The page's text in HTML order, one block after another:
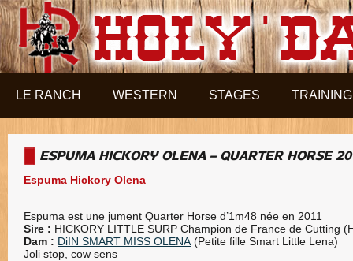
LE RANCH WESTERN STAGES TRAINING
ESPUMA HICKORY OLENA – QUARTER HORSE
Espuma Hickory Olena
Espuma est une jument Quarter Horse d’1m48 née en 2011
Sire : HICKORY LITTLE SURP Champion de France de Cutting
Dam : DiIN SMART MISS OLENA (Petite fille Smart Little Lena)
Joli stop, cow sens